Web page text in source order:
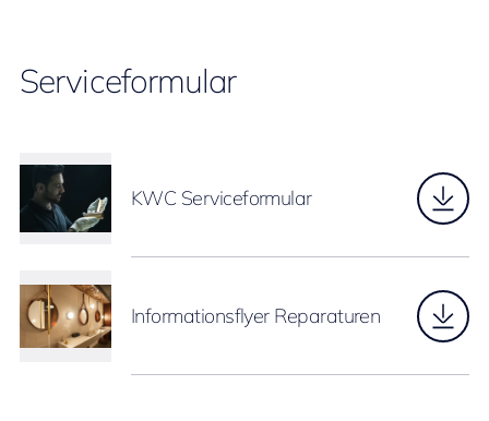
Serviceformular
KWC Serviceformular
Informationsflyer Reparaturen